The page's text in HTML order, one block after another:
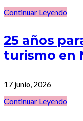
Continuar Leyendo
25 años
turismo en
17 junio, 2026
Continuar Leyendo